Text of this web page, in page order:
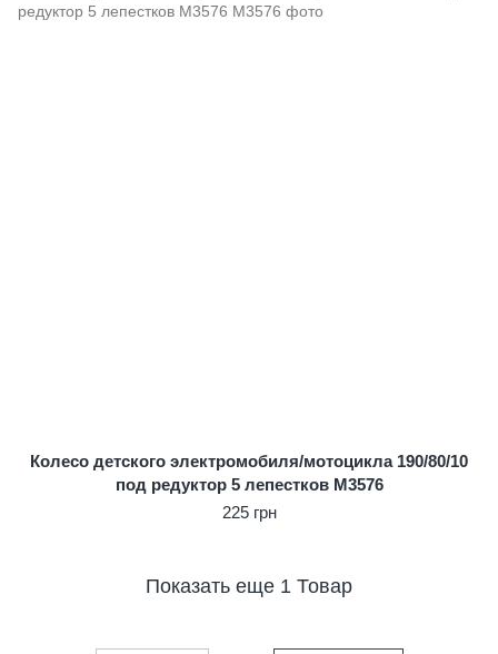
Колесо детского электромобиля/мотоцикла 190/80/10
под редуктор 5 лепестков M3576
225 грн
Показать еще 1 Товар